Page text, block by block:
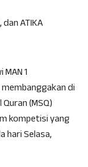
dan ATIKA
1
di
(MSQ)
kompetisi yang
hari Selasa,